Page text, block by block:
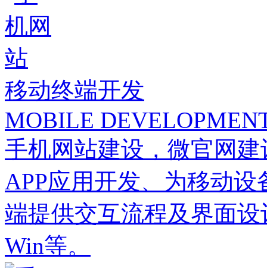
移动终端开发
MOBILE
手机网站建设，微官网
APP应用开发、为移动
端提供交互流程及界面
Win等。